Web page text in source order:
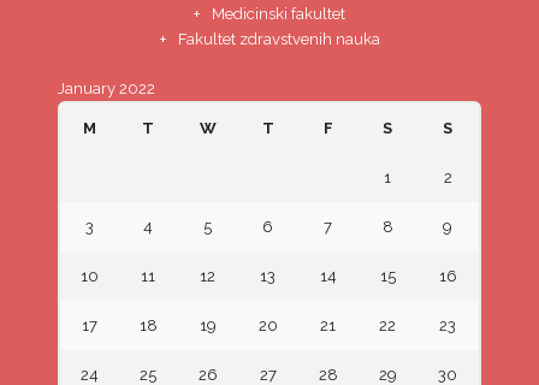
Medicinski fakultet
Fakultet zdravstvenih nauka
January 2022
M T W T F S S
1 2
3 4 5 6 7 8 9
10 11 12 13 14 15 16
17 18 19 20 21 22 23
24 25 26 27 28 29 30